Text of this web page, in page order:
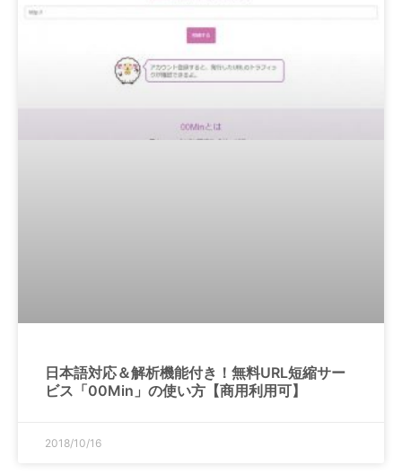
日本語対応＆解析機能付き！無料URL短縮サー
ビス「00Min」の使い方【商用利用可】
2018/10/16